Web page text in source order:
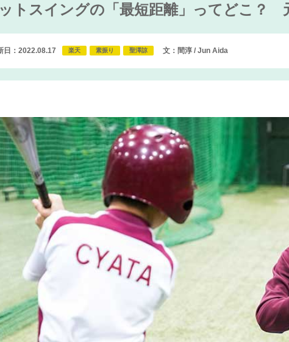
トスイングの「最短距離」ってどこ？
日：2022.08.17 楽天 素振り 聖澤諒 文：間淳 / Jun Aida